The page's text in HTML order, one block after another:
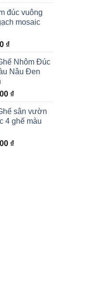
đúc vuông
mosaic
₫
Nhôm Đúc
Nâu Đen
₫
sân vườn
4 ghế màu
₫